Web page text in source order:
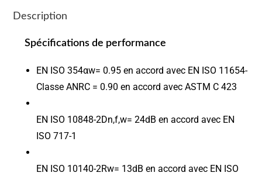
Description
Spécifications de performance
EN ISO 354αw= 0.95 en accord avec EN ISO 11654-
Classe ANRC = 0.90 en accord avec ASTM C 423
EN ISO 10848-2Dn,f,w= 24dB en accord avec EN
ISO 717-1
EN ISO 10140-2Rw= 13dB en accord avec EN ISO